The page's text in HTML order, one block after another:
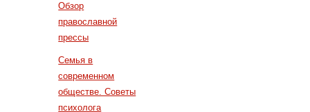
Обзор
православной
прессы
Семья в
современном
обществе. Советы
психолога